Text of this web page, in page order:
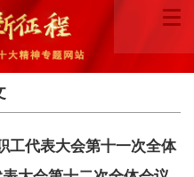
工代表大会第十一次全体